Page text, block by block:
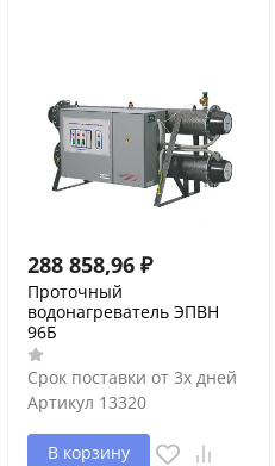
288 858,96 ₽
Проточный
водонагреватель ЭПВН
96Б
Срок поставки от 3х дней
Артикул 13320
В корзину